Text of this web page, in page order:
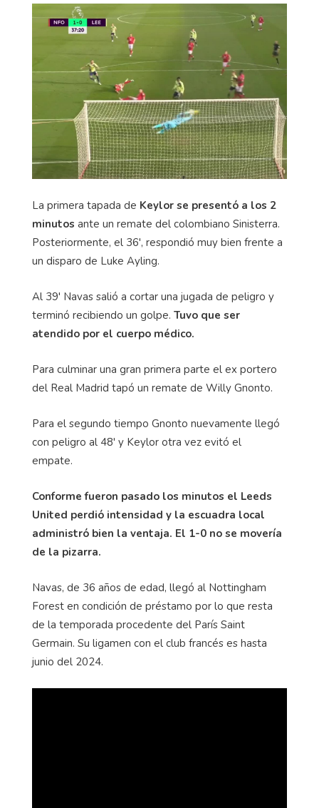
La primera tapada de Keylor se presentó a los 2
minutos ante un remate del colombiano Sinisterra.
Posteriormente, el 36', respondió muy bien frente a
un disparo de Luke Ayling.
Al 39' Navas salió a cortar una jugada de peligro y
terminó recibiendo un golpe. Tuvo que ser
atendido por el cuerpo médico.
Para culminar una gran primera parte el ex portero
del Real Madrid tapó un remate de Willy Gnonto.
Para el segundo tiempo Gnonto nuevamente llegó
con peligro al 48' y Keylor otra vez evitó el
empate.
Conforme fueron pasado los minutos el Leeds
United perdió intensidad y la escuadra local
administró bien la ventaja. El 1-0 no se movería
de la pizarra.
Navas, de 36 años de edad, llegó al Nottingham
Forest en condición de préstamo por lo que resta
de la temporada procedente del París Saint
Germain. Su ligamen con el club francés es hasta
junio del 2024.